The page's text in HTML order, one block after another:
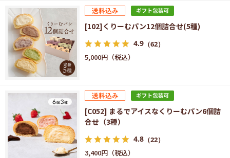
[102]くりーむパン12個詰合せ(5種)
4.9 （62）
5,000円
[C052] まるでアイスなくりーむパン6個詰
合せ（3種）
4.8 （22）
3,400円